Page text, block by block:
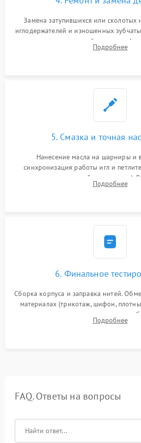
Замена затупившихся или сколотых
иглодержателей и изношенных
новых петлителей взамен
Восстановление контактов в
Подробнее
5. Смазка и точная
Нанесение масла на шарниры и
синхронизация работы игл и
зазоров до сотых долей миллиметра).
ножей, ширины обметки и хода
Подробнее
6. Финальное
Сборка корпуса и заправка нитей.
материалах (трикотаж, шифон,
ровности среза, эластичности шва,
отсутствия стягивания или
Подробнее
FAQ. Ответы на вопросы